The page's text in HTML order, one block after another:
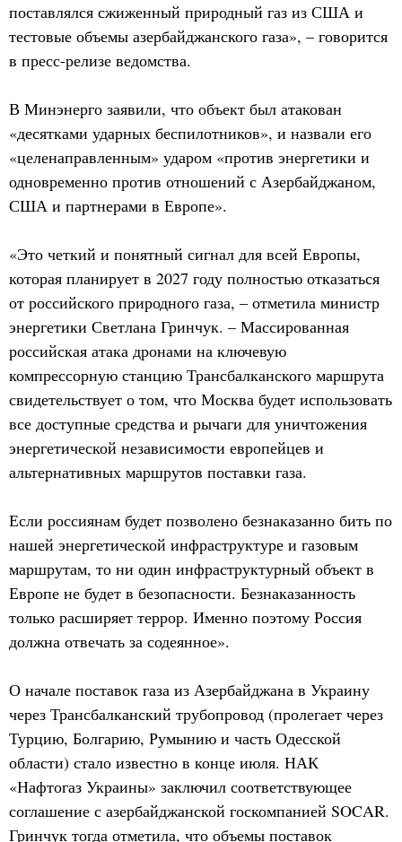
поставлялся сжиженный природный газ из США и
тестовые объемы азербайджанского газа», – говорится
в пресс-релизе ведомства.
В Минэнерго заявили, что объект был атакован
«десятками ударных беспилотников», и назвали его
«целенаправленным» ударом «против энергетики и
одновременно против отношений с Азербайджаном,
США и партнерами в Европе».
«Это четкий и понятный сигнал для всей Европы,
которая планирует в 2027 году полностью отказаться
от российского природного газа, – отметила министр
энергетики Светлана Гринчук. – Массированная
российская атака дронами на ключевую
компрессорную станцию Трансбалканского маршрута
свидетельствует о том, что Москва будет использовать
все доступные средства и рычаги для уничтожения
энергетической независимости европейцев и
альтернативных маршрутов поставки газа.
Если россиянам будет позволено безнаказанно бить по
нашей энергетической инфраструктуре и газовым
маршрутам, то ни один инфраструктурный объект в
Европе не будет в безопасности. Безнаказанность
только расширяет террор. Именно поэтому Россия
должна отвечать за содеянное».
О начале поставок газа из Азербайджана в Украину
через Трансбалканский трубопровод (пролегает через
Турцию, Болгарию, Румынию и часть Одесской
области) стало известно в конце июля. НАК
«Нафтогаз Украины» заключил соответствующее
соглашение с азербайджанской госкомпанией SOCAR.
Гринчук тогда отметила, что объемы поставок